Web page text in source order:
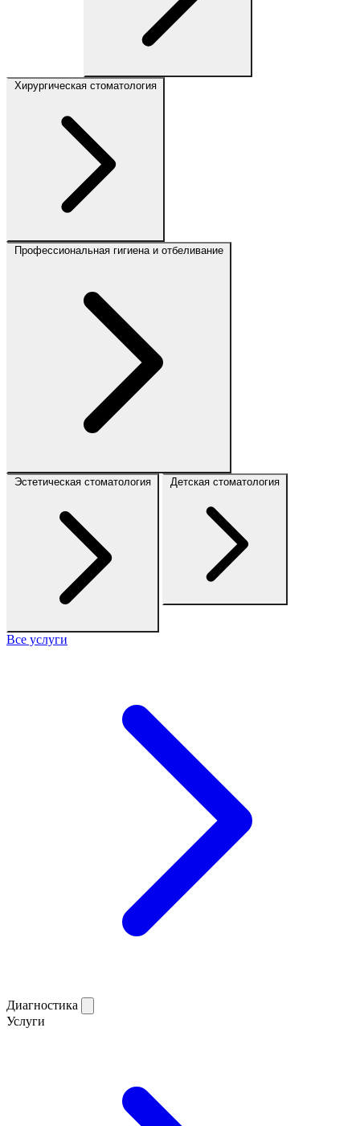
Хирургическая стоматология
Профессиональная гигиена и отбеливание
Эстетическая стоматология Детская стоматология
Все услуги
Диагностика
Услуги